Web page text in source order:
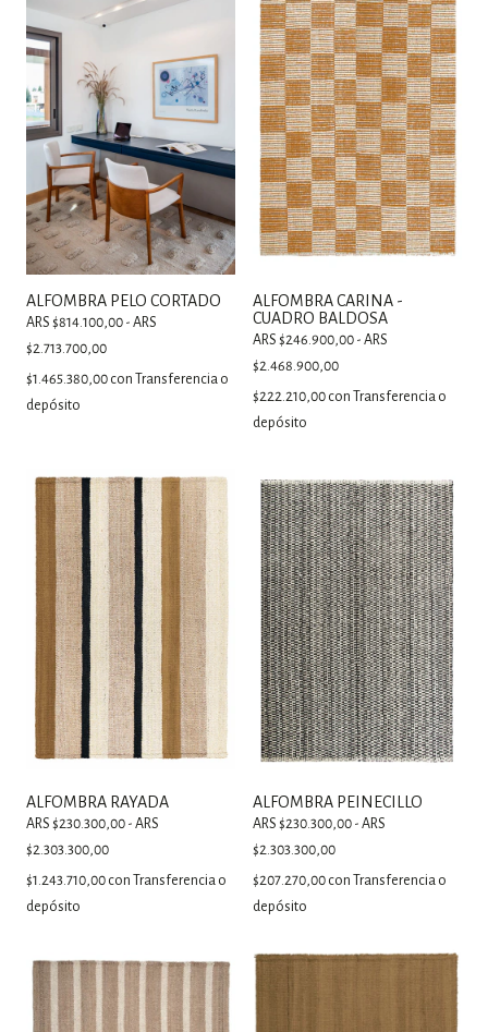
ALFOMBRA PELO CORTADO
ARS $814.100,00 - ARS
$2.713.700,00
$1.465.380,00 con
Transferencia o
depósito
ALFOMBRA CARINA -
CUADRO BALDOSA
ARS $246.900,00 - ARS
$2.468.900,00
$222.210,00 con
Transferencia o
depósito
ALFOMBRA RAYADA
ARS $230.300,00 - ARS
$2.303.300,00
$1.243.710,00 con
Transferencia o
depósito
ALFOMBRA PEINECILLO
ARS $230.300,00 - ARS
$2.303.300,00
$207.270,00 con
Transferencia o
depósito